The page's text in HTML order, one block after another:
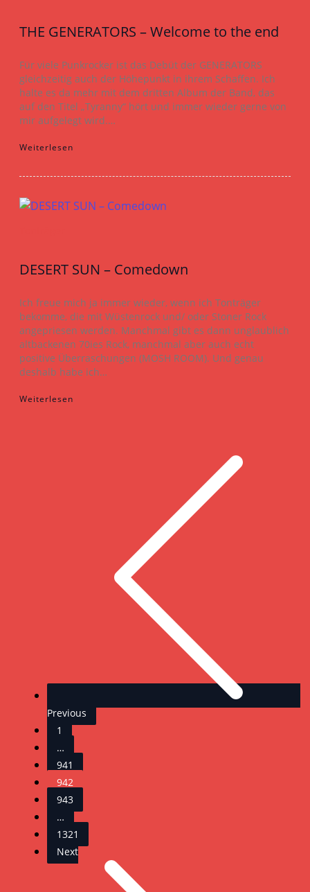
THE GENERATORS – Welcome to the end
Für viele Punkrocker ist das Debüt der GENERATORS
gleichzeitig auch der Höhepunkt in ihrem Schaffen. Ich
halte es da mehr mit dem dritten Album der Band, das
auf den Titel „Tyranny“ hört und immer wieder gerne von
mir aufgelegt wird.…
Weiterlesen
DESERT SUN – Comedown
Ich freue mich ja immer wieder, wenn ich Tonträger
bekomme, die mit Wüstenrock und/ oder Stoner Rock
angepriesen werden. Manchmal gibt es dann unglaublich
altbackenen 70ies Rock, manchmal aber auch echt
positive Überraschungen (MOSH ROOM). Und genau
deshalb habe ich…
Weiterlesen
Previous
1
…
941
942
943
…
1321
Next